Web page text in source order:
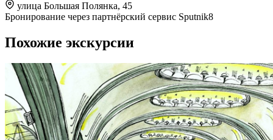
улица Большая Полянка, 45
Бронирование через партнёрский сервис Sputnik8
Похожие экскурсии